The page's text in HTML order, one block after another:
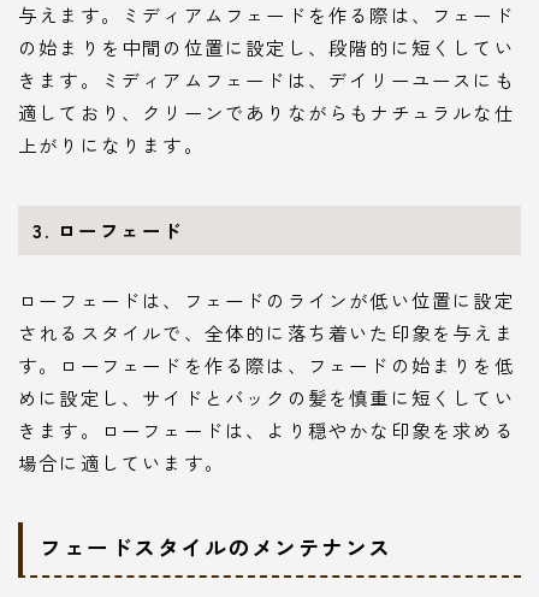
与えます。ミディアムフェードを作る際は、フェード
の始まりを中間の位置に設定し、段階的に短くしてい
きます。ミディアムフェードは、デイリーユースにも
適しており、クリーンでありながらもナチュラルな仕
上がりになります。
3. ローフェード
ローフェードは、フェードのラインが低い位置に設定
されるスタイルで、全体的に落ち着いた印象を与えま
す。ローフェードを作る際は、フェードの始まりを低
めに設定し、サイドとバックの髪を慎重に短くしてい
きます。ローフェードは、より穏やかな印象を求める
場合に適しています。
フェードスタイルのメンテナンス